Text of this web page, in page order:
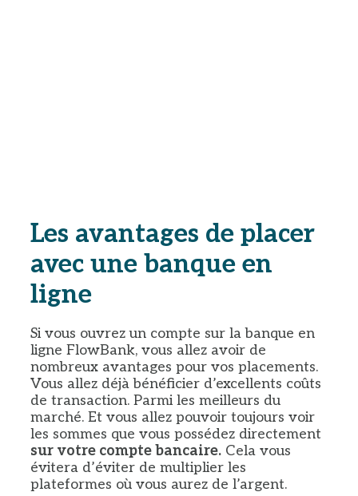
Les avantages de placer
avec une banque en
ligne
Si vous ouvrez un compte sur la banque en
ligne FlowBank, vous allez avoir de
nombreux avantages pour vos placements.
Vous allez déjà bénéficier d’excellents coûts
de transaction. Parmi les meilleurs du
marché. Et vous allez pouvoir toujours voir
les sommes que vous possédez directement
sur votre compte bancaire. Cela vous
évitera d’éviter de multiplier les
plateformes où vous aurez de l’argent.